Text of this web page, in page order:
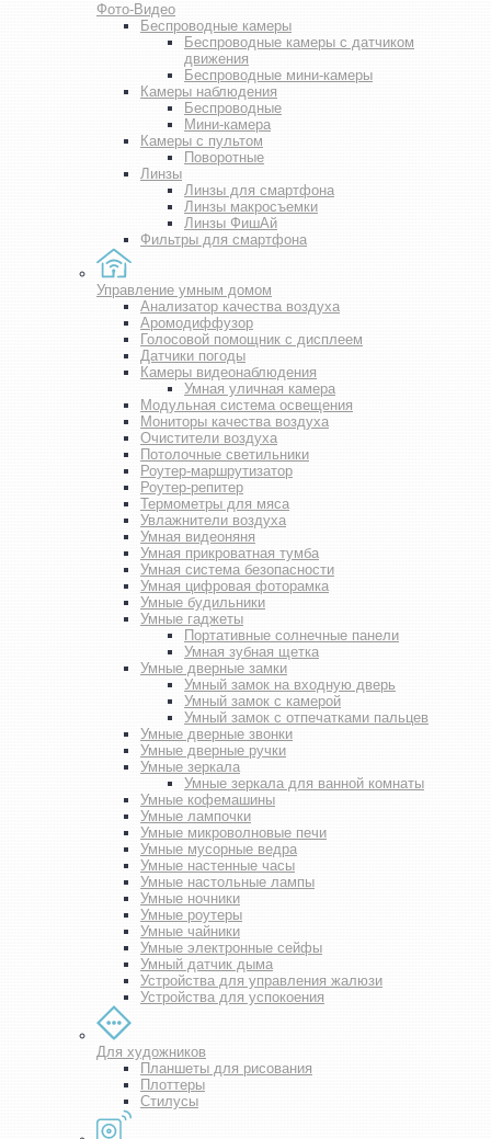
Фото-Видео
Беспроводные камеры
Беспроводные камеры с датчиком
движения
Беспроводные мини-камеры
Камеры наблюдения
Беспроводные
Мини-камера
Камеры с пультом
Поворотные
Линзы
Линзы для смартфона
Линзы макросъемки
Линзы ФишАй
Фильтры для смартфона
Управление умным домом
Анализатор качества воздуха
Аромодиффузор
Голосовой помощник с дисплеем
Датчики погоды
Камеры видеонаблюдения
Умная уличная камера
Модульная система освещения
Мониторы качества воздуха
Очистители воздуха
Потолочные светильники
Роутер-маршрутизатор
Роутер-репитер
Термометры для мяса
Увлажнители воздуха
Умная видеоняня
Умная прикроватная тумба
Умная система безопасности
Умная цифровая фоторамка
Умные будильники
Умные гаджеты
Портативные солнечные панели
Умная зубная щетка
Умные дверные замки
Умный замок на входную дверь
Умный замок с камерой
Умный замок с отпечатками пальцев
Умные дверные звонки
Умные дверные ручки
Умные зеркала
Умные зеркала для ванной комнаты
Умные кофемашины
Умные лампочки
Умные микроволновые печи
Умные мусорные ведра
Умные настенные часы
Умные настольные лампы
Умные ночники
Умные роутеры
Умные чайники
Умные электронные сейфы
Умный датчик дыма
Устройства для управления жалюзи
Устройства для успокоения
Для художников
Планшеты для рисования
Плоттеры
Стилусы